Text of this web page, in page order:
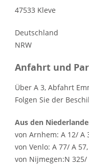
47533 Kleve
Deutschland
NRW
Anfahrt und
Über A 3, Abfahrt
Folgen Sie der
Aus den
von Arnhem: A 12/ A
von Venlo: A 77/ A
von Nijmegen:N